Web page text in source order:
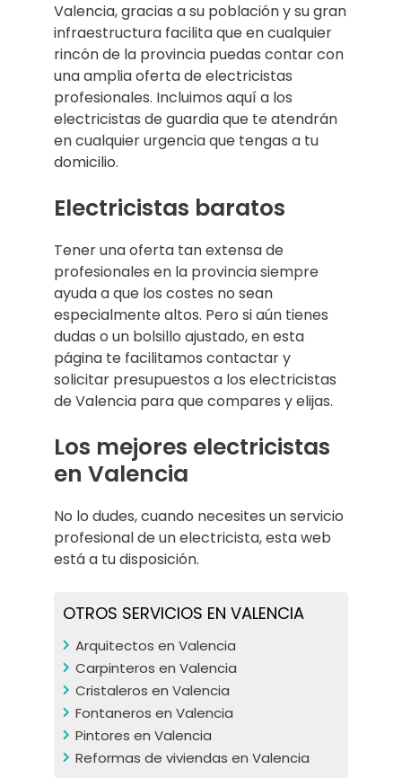
Valencia, gracias a su población y su gran
infraestructura facilita que en cualquier
rincón de la provincia puedas contar con
una amplia oferta de electricistas
profesionales. Incluimos aquí a los
electricistas de guardia que te atendrán
en cualquier urgencia que tengas a tu
domicilio.
Electricistas baratos
Tener una oferta tan extensa de
profesionales en la provincia siempre
ayuda a que los costes no sean
especialmente altos. Pero si aún tienes
dudas o un bolsillo ajustado, en esta
página te facilitamos contactar y
solicitar presupuestos a los electricistas
de Valencia para que compares y elijas.
Los mejores electricistas
en Valencia
No lo dudes, cuando necesites un servicio
profesional de un electricista, esta web
está a tu disposición.
OTROS SERVICIOS EN VALENCIA
Arquitectos en Valencia
Carpinteros en Valencia
Cristaleros en Valencia
Fontaneros en Valencia
Pintores en Valencia
Reformas de viviendas en Valencia